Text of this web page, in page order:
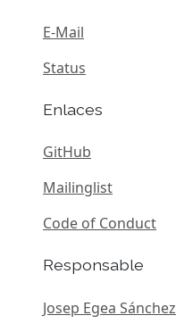
E-Mail
Status
Enlaces
GitHub
Mailinglist
Code of Conduct
Responsable
Josep Egea Sánchez